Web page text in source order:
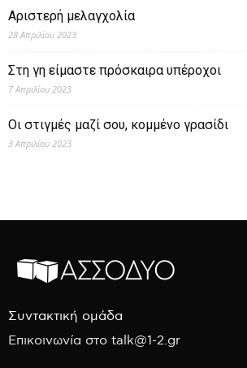
Αριστερή μελαγχολία
28 Απριλίου 2023
Στη γη είμαστε πρόσκαιρα υπέροχοι
7 Απριλίου 2023
Οι στιγμές μαζί σου, κομμένο γρασίδι
3 Απριλίου 2023
Συντακτική ομάδα
Επικοινωνία στο talk@1-2.gr